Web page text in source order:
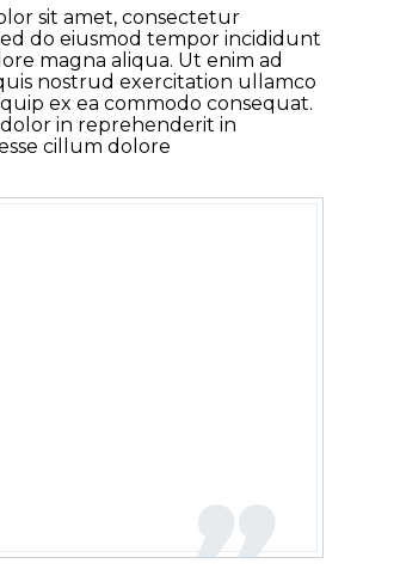
sit amet, consectetur
do eiusmod tempor incididunt
magna aliqua. Ut enim ad
nostrud exercitation ullamco
ex ea commodo consequat.
in reprehenderit in
cillum dolore